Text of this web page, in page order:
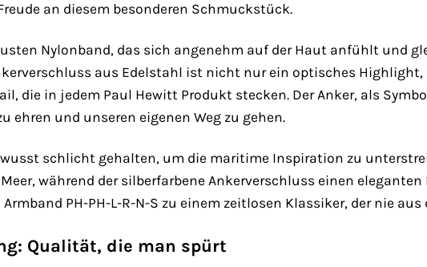
an diesem besonderen Schmuckstück.
Nylonband, das sich angenehm auf der Haut anfühlt und
aus Edelstahl ist nicht nur ein optisches
die in jedem Paul Hewitt Produkt stecken. Der Anker, als
ehren und unseren eigenen Weg zu gehen.
schlicht gehalten, um die maritime Inspiration zu
während der silberfarbene Ankerverschluss einen
PH-PH-L-R-N-S zu einem zeitlosen Klassiker, der nie aus
Qualität, die man spürt